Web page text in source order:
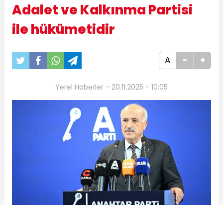
Adalet ve Kalkınma Partisi
ile hükümetidir
A - +
Yerel Haberler - 20.11.2025 - 10:05